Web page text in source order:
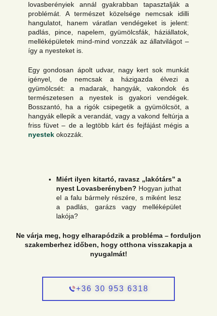
lovasberényiek annál gyakrabban tapasztalják a
problémát. A természet közelsége nemcsak idilli
hangulatot, hanem váratlan vendégeket is jelent:
padlás, pince, napelem, gyümölcsfák, háziállatok,
melléképületek mind-mind vonzzák az állatvilágot –
így a nyesteket is.
Egy gondosan ápolt udvar, nagy kert sok munkát
igényel, de nemcsak a házigazda élvezi a
gyümölcsét: a madarak, hangyák, vakondok és
természetesen a nyestek is gyakori vendégek.
Bosszantó, ha a rigók csipegetik a gyümölcsöt, a
hangyák ellepik a verandát, vagy a vakond feltúrja a
friss füvet – de a legtöbb kárt és fejfájást mégis a
nyestek okozzák.
Miért ilyen kitartó, ravasz „lakótárs” a
nyest Lovasberényben? Hogyan juthat
el a falu bármely részére, s miként lesz
a padlás, garázs vagy melléképület
lakója?
Ne várja meg, hogy elharapódzik a probléma – forduljon
szakemberhez időben, hogy otthona visszakapja a
nyugalmát!
+36 30 953 6318